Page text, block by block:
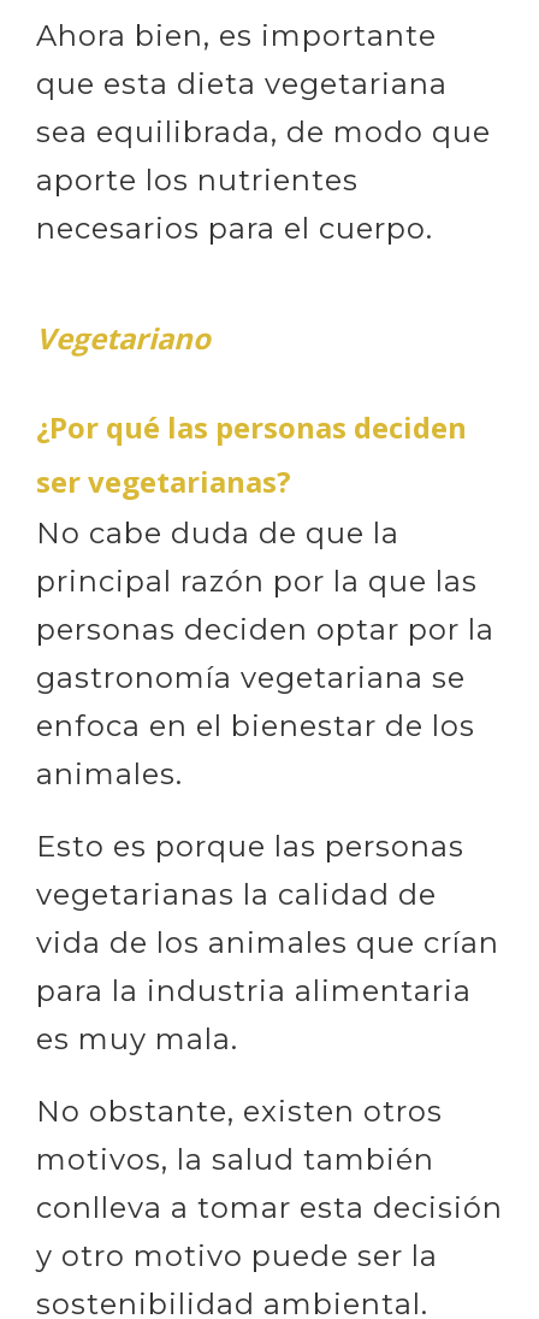
Ahora bien, es importante
que esta dieta vegetariana
sea equilibrada, de modo que
aporte los nutrientes
necesarios para el cuerpo.
Vegetariano
¿Por qué las personas deciden
ser vegetarianas?
No cabe duda de que la
principal razón por la que las
personas deciden optar por la
gastronomía vegetariana se
enfoca en el bienestar de los
animales.
Esto es porque las personas
vegetarianas la calidad de
vida de los animales que crían
para la industria alimentaria
es muy mala.
No obstante, existen otros
motivos, la salud también
conlleva a tomar esta decisión
y otro motivo puede ser la
sostenibilidad ambiental.